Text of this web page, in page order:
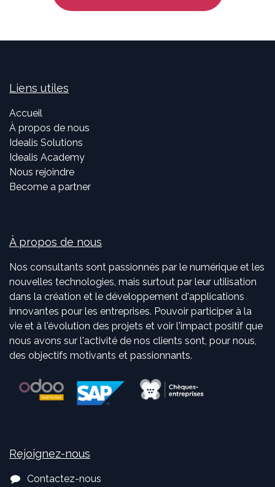
Liens utiles
Accueil
À propos de nous
Idealis Solutions
Idealis Academy
Nous rejoindre
Become a partner
À propos de nous
Nos consultants sont passionnés par le numérique et les
nouvelles technologies, mais surtout par leur utilisation
dans la création et le développement d'applications
innovantes pour les entreprises. Pouvoir participer à la
vie et à l'évolution des projets et voir l'impact positif que
nous avons sur l'activité de nos clients sont, pour nous,
des objectifs motivants et passionnants.
Rejoignez-nous
Contactez-nous